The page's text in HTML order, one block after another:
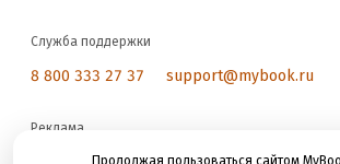
Продолжая пользоваться сайтом
Служба поддержки
8 800 333 27 37 support@mybook.ru
Реклама